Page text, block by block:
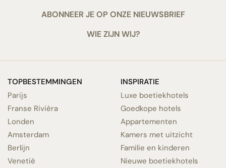
ABONNEER JE OP ONZE NIEUWSBRIEF
WIE ZIJN WIJ?
TOPBESTEMMINGEN
Parijs
Franse Rivièra
Londen
Amsterdam
Berlijn
Venetië
INSPIRATIE
Luxe boetiekhotels
Goedkope hotels
Appartementen
Kamers met uitzicht
Familie en kinderen
Nieuwe boetiekhotels